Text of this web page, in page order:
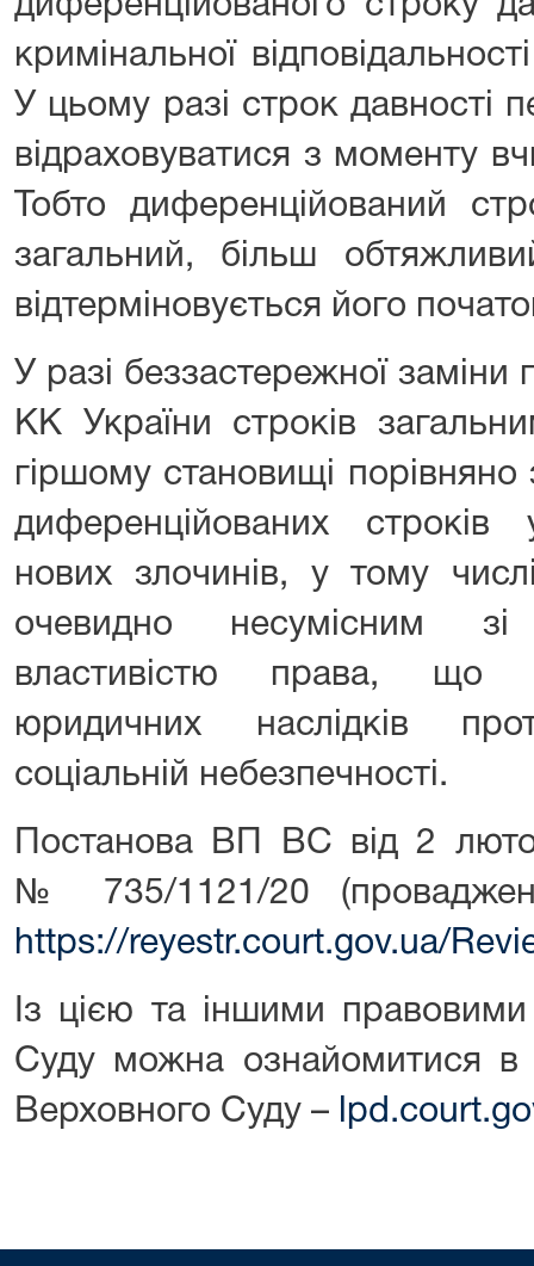
диференційованого строку
кримінальної
У цьому разі строк давності
відраховуватися з моменту
Тобто диференційований
загальний, більш
відтерміновується його
У разі беззастережної
КК України строків
гіршому становищі
диференційованих строків
нових злочинів, у тому
очевидно несумісним
властивістю права, що
юридичних наслідків
соціальній небезпечності.
Постанова ВП ВС від 2
№ 735/1121/20
https://reyestr.court.gov.ua/
Із цією та іншими
Суду можна ознайомитися в
Верховного Суду –